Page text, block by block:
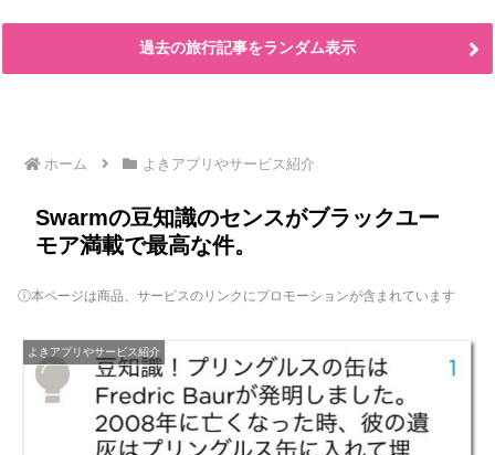
過去の旅行記事をランダム表示
ホーム よきアプリやサービス紹介
Swarmの豆知識のセンスがブラックユー
モア満載で最高な件。
ⓘ本ページは商品、サービスのリンクにプロモーションが含まれています
よきアプリやサービス紹介